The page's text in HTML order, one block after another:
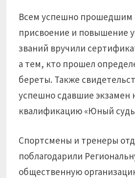
Всем успешно прошедшим
присвоение и повышение
званий вручили
а тем, кто прошел
береты. Также
успешно сдавшие экзамен
квалификацию «Юный
Спортсмены и тренеры
поблагодарили
общественную